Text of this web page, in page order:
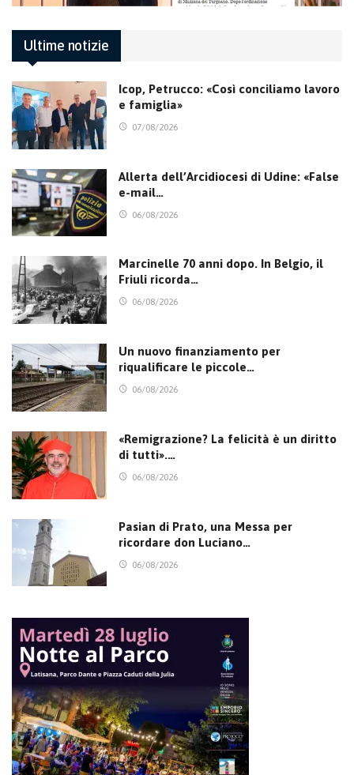
Ultime notizie
Icop, Petrucco: «Così conciliamo lavoro
e famiglia»
07/08/2026
Allerta dell’Arcidiocesi di Udine: «False
e-mail…
06/08/2026
Marcinelle 70 anni dopo. In Belgio, il
Friuli ricorda…
06/08/2026
Un nuovo finanziamento per
riqualificare le piccole…
06/08/2026
«Remigrazione? La felicità è un diritto
di tutti».…
06/08/2026
Pasian di Prato, una Messa per
ricordare don Luciano…
06/08/2026